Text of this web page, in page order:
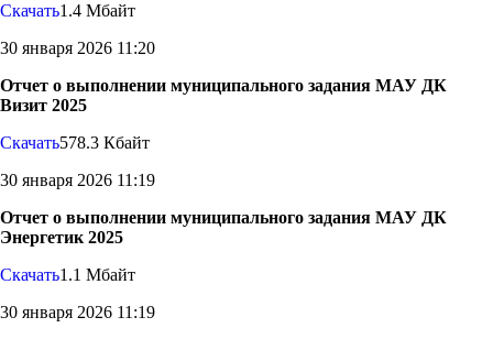
Скачать1.4 Мбайт
30 января 2026 11:20
Отчет о выполнении муниципального задания МАУ ДК
Визит 2025
Скачать578.3 Кбайт
30 января 2026 11:19
Отчет о выполнении муниципального задания МАУ ДК
Энергетик 2025
Скачать1.1 Мбайт
30 января 2026 11:19